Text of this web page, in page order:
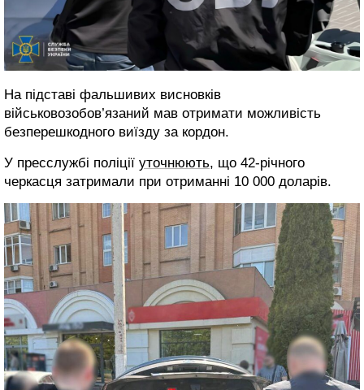
На підставі фальшивих висновків
військовозобов’язаний мав отримати можливість
безперешкодного виїзду за кордон.
У пресслужбі поліції уточнюють, що 42-річного
черкасця затримали при отриманні 10 000 доларів.